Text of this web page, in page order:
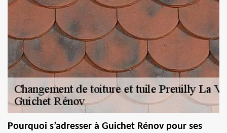
Pourquoi s’adresser à Guichet Rénov pour ses